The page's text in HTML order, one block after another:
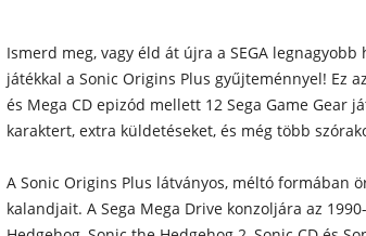
Ismerd meg, vagy éld át újra a SEGA
játékkal a Sonic Origins Plus gyűjteménnyel! Ez
és Mega CD epizód mellett 12 Sega Game Gear
karaktert, extra küldetéseket, és még több
A Sonic Origins Plus látványos, méltó formában
kalandjait. A Sega Mega Drive konzoljára az